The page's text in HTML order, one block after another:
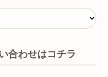
合わせはコチラ